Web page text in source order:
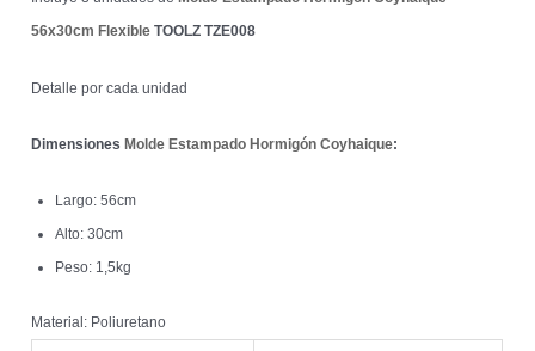
56x30cm Flexible TOOLZ TZE008
Detalle por cada unidad
DimensionesMolde Estampado Hormigón Coyhaique:
Largo: 56cm
Alto: 30cm
Peso: 1,5kg
Material: Poliuretano